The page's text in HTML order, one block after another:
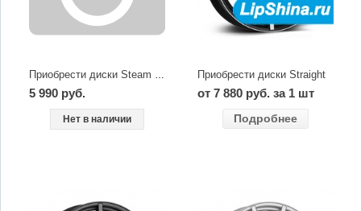
Приобрести диски Steam graphite
5 990 руб.
Нет в наличии
Приобрести диски Straight
от 7 880 руб. за 1 шт
Подробнее